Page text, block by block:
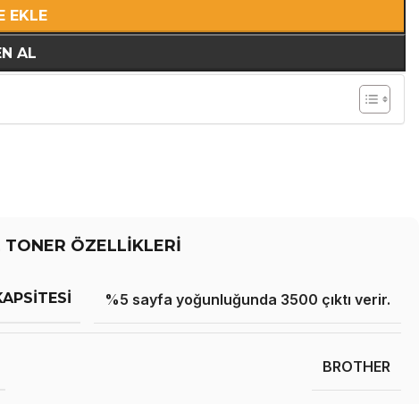
EKLE
AL
ÖZELLİKLERİ
%5 sayfa yoğunluğunda 3500 çıktı verir.
BROTHER